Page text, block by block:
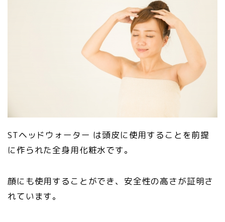
STヘッドウォーター は頭皮に使用することを前提
に作られた全身用化粧水です。
顔にも使用することができ、安全性の高さが証明さ
れています。